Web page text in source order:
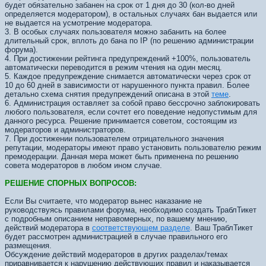
будет обязательно забанен на срок от 1 дня до 30 (кол-во дней
определяется модератором), в остальных случаях бан выдается или
не выдается на усмотрение модератора.
3. В особых случаях пользователя можно забанить на более
длительный срок, вплоть до бана по IP (по решению администрации
форума).
4. При достижении рейтинга предупреждений +100%, пользователь
автоматически переводится в режим чтения на один месяц.
5. Каждое предупреждение снимается автоматически через срок от
10 до 60 дней в зависимости от нарушенного пункта правил. Более
детально схема снятия предупреждений описана в этой теме.
6. Администрация оставляет за собой право бессрочно заблокировать
любого пользователя, если сочтет его поведение недопустимым для
данного ресурса. Решение принимается советом, состоящим из
модераторов и администраторов.
7. При достижении пользователем отрицательного значения
репутации, модераторы имеют право установить пользователю режим
премодерации. Данная мера может быть применена по решению
совета модераторов в любом ином случае.
РЕШЕНИЕ СПОРНЫХ ВОПРОСОВ:
Если Вы считаете, что модератор вынес наказание не
руководствуясь правилами форума, необходимо создать ТраблТикет
с подробным описанием неправомерных, по вашему мнению,
действий модератора в соответствующем разделе. Ваш ТраблТикет
будет рассмотрен администрацией в случае правильного его
размещения.
Обсуждение действий модераторов в других разделах/темах
приравнивается к нарушению действующих правил и наказывается